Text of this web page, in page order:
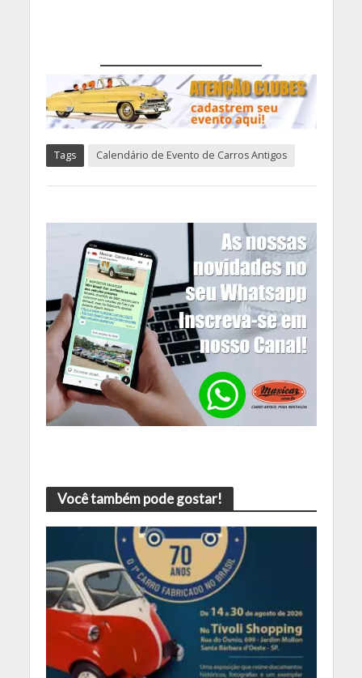
Tags Calendário de Evento de Carros Antigos
Você também pode gostar!